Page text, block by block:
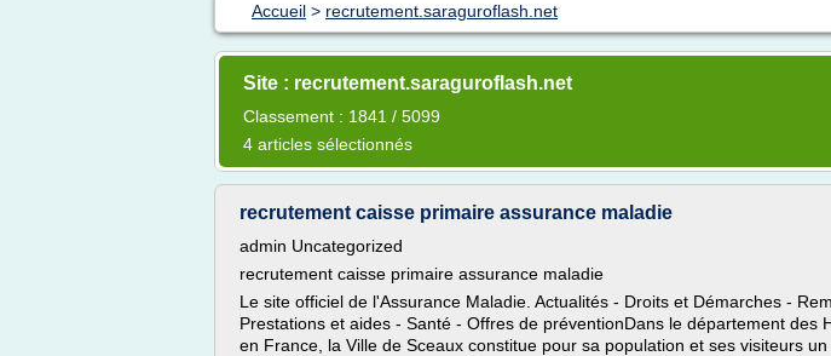
Accueil > recrutement.saraguroflash.net
Site : recrutement.saraguroflash.net
Classement : 1841 / 5099
4 articles sélectionnés
recrutement caisse primaire assurance maladie
admin Uncategorized
recrutement caisse primaire assurance maladie
Le site officiel de l'Assurance Maladie. Actualités - Droits et Démarches -
Prestations et aides - Santé - Offres de préventionDans le département des
en France, la Ville de Sceaux constitue pour sa population et ses visiteurs